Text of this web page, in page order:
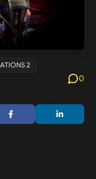
2
0